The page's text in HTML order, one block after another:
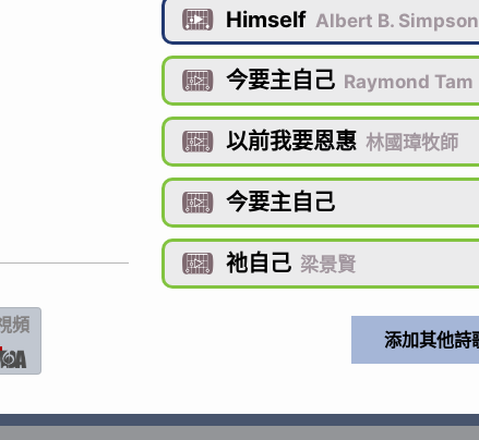
頻
 Himself Albert B. Simpson
 今要主自己 Raymond Tam
 以前我要恩惠 林國璋牧師
 今要主自己
 祂自己 梁景賢